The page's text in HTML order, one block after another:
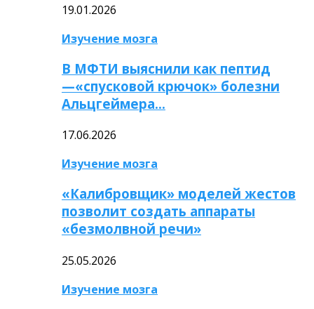
19.01.2026
Изучение мозга
В МФТИ выяснили как пептид
—«спусковой крючок» болезни
Альцгеймера…
17.06.2026
Изучение мозга
«Калибровщик» моделей жестов
позволит создать аппараты
«безмолвной речи»
25.05.2026
Изучение мозга